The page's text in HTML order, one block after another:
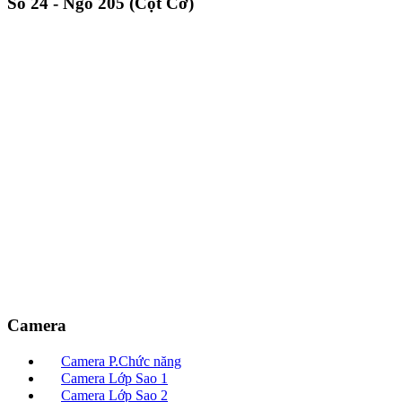
Camera
Camera P.Chức năng
Camera Lớp Sao 1
Camera Lớp Sao 2